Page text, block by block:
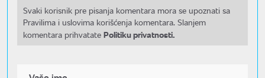
Svaki korisnik pre pisanja komentara mora se upoznati sa
Pravilima i uslovima korišćenja komentara. Slanjem
komentara prihvatate Politiku privatnosti.